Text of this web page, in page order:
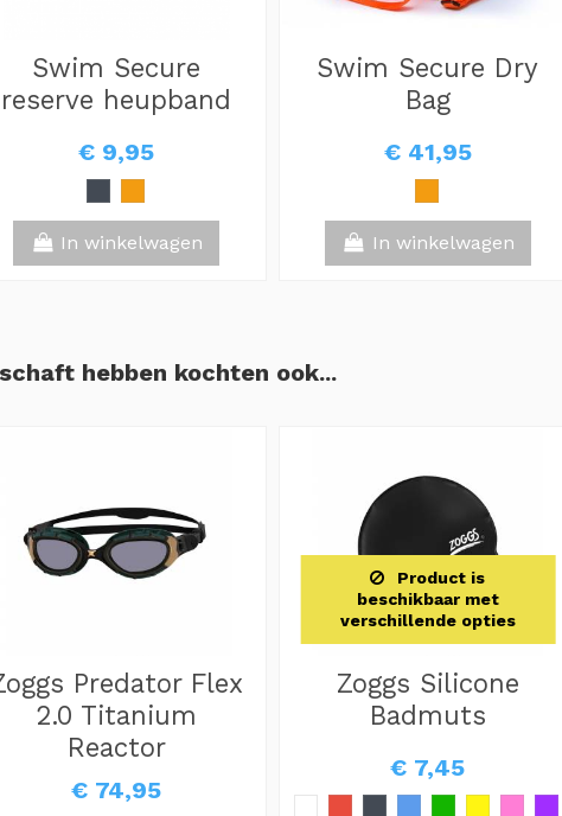
Swim Secure
reserve heupband
€ 9,95
In winkelwagen
Swim Secure Dry
Bag
€ 41,95
In winkelwagen
hebben kochten ook...
Predator Flex
2.0 Titanium
Reactor
€ 74,95
Product is
beschikbaar met
verschillende opties
Zoggs Silicone
Badmuts
€ 7,45